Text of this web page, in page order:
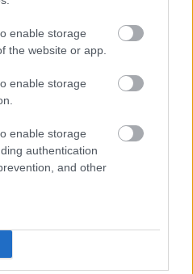
enable storage
the website or app.
enable storage
enable storage
authentication
and other